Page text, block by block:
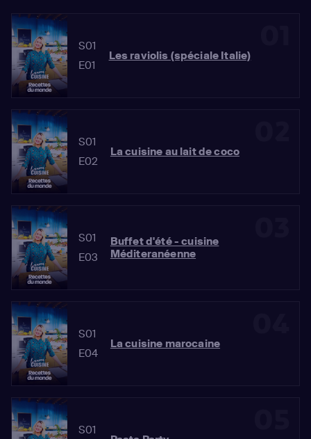
S01
E01
Les raviolis (spéciale Italie)
S01
E02
La cuisine au lait de coco
S01
E03
Buffet d'été - cuisine
Méditeranéenne
S01
E04
La cuisine marocaine
S01